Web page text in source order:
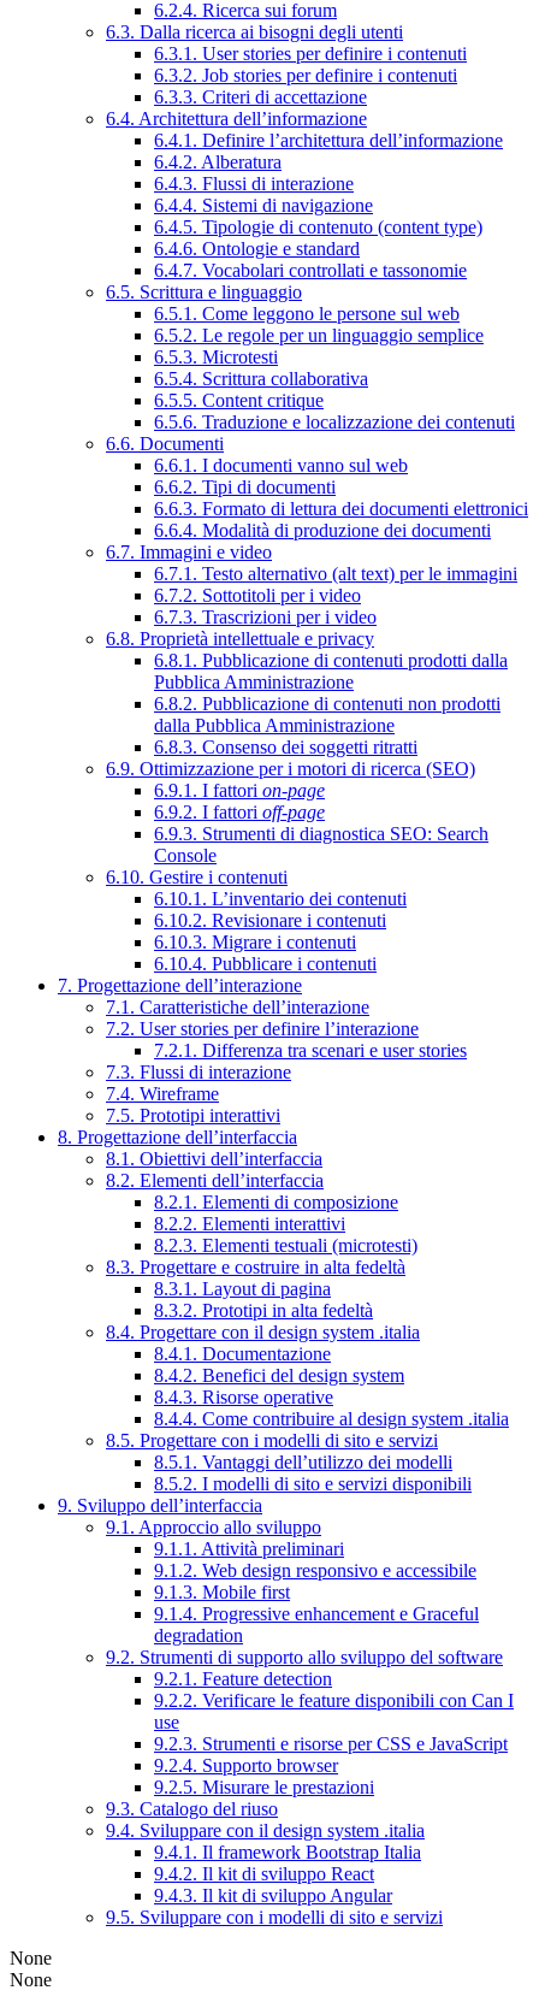
6.2.4. Ricerca sui forum
6.3. Dalla ricerca ai bisogni degli utenti
6.3.1. User stories per definire i contenuti
6.3.2. Job stories per definire i contenuti
6.3.3. Criteri di accettazione
6.4. Architettura dell’informazione
6.4.1. Definire l’architettura dell’informazione
6.4.2. Alberatura
6.4.3. Flussi di interazione
6.4.4. Sistemi di navigazione
6.4.5. Tipologie di contenuto (content type)
6.4.6. Ontologie e standard
6.4.7. Vocabolari controllati e tassonomie
6.5. Scrittura e linguaggio
6.5.1. Come leggono le persone sul web
6.5.2. Le regole per un linguaggio semplice
6.5.3. Microtesti
6.5.4. Scrittura collaborativa
6.5.5. Content critique
6.5.6. Traduzione e localizzazione dei contenuti
6.6. Documenti
6.6.1. I documenti vanno sul web
6.6.2. Tipi di documenti
6.6.3. Formato di lettura dei documenti elettronici
6.6.4. Modalità di produzione dei documenti
6.7. Immagini e video
6.7.1. Testo alternativo (alt text) per le immagini
6.7.2. Sottotitoli per i video
6.7.3. Trascrizioni per i video
6.8. Proprietà intellettuale e privacy
6.8.1. Pubblicazione di contenuti prodotti dalla
Pubblica Amministrazione
6.8.2. Pubblicazione di contenuti non prodotti
dalla Pubblica Amministrazione
6.8.3. Consenso dei soggetti ritratti
6.9. Ottimizzazione per i motori di ricerca (SEO)
6.9.1. I fattori on-page
6.9.2. I fattori off-page
6.9.3. Strumenti di diagnostica SEO: Search
Console
6.10. Gestire i contenuti
6.10.1. L’inventario dei contenuti
6.10.2. Revisionare i contenuti
6.10.3. Migrare i contenuti
6.10.4. Pubblicare i contenuti
7. Progettazione dell’interazione
7.1. Caratteristiche dell’interazione
7.2. User stories per definire l’interazione
7.2.1. Differenza tra scenari e user stories
7.3. Flussi di interazione
7.4. Wireframe
7.5. Prototipi interattivi
8. Progettazione dell’interfaccia
8.1. Obiettivi dell’interfaccia
8.2. Elementi dell’interfaccia
8.2.1. Elementi di composizione
8.2.2. Elementi interattivi
8.2.3. Elementi testuali (microtesti)
8.3. Progettare e costruire in alta fedeltà
8.3.1. Layout di pagina
8.3.2. Prototipi in alta fedeltà
8.4. Progettare con il design system .italia
8.4.1. Documentazione
8.4.2. Benefici del design system
8.4.3. Risorse operative
8.4.4. Come contribuire al design system .italia
8.5. Progettare con i modelli di sito e servizi
8.5.1. Vantaggi dell’utilizzo dei modelli
8.5.2. I modelli di sito e servizi disponibili
9. Sviluppo dell’interfaccia
9.1. Approccio allo sviluppo
9.1.1. Attività preliminari
9.1.2. Web design responsivo e accessibile
9.1.3. Mobile first
9.1.4. Progressive enhancement e Graceful
degradation
9.2. Strumenti di supporto allo sviluppo del software
9.2.1. Feature detection
9.2.2. Verificare le feature disponibili con Can I
use
9.2.3. Strumenti e risorse per CSS e JavaScript
9.2.4. Supporto browser
9.2.5. Misurare le prestazioni
9.3. Catalogo del riuso
9.4. Sviluppare con il design system .italia
9.4.1. Il framework Bootstrap Italia
9.4.2. Il kit di sviluppo React
9.4.3. Il kit di sviluppo Angular
9.5. Sviluppare con i modelli di sito e servizi
None
None